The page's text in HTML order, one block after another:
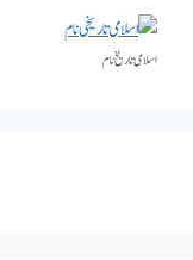
اسلامی تاریخٰ نام